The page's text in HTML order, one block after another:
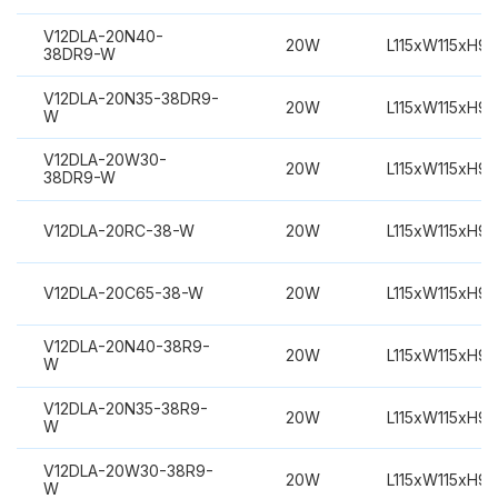
V12DLA-20N40-
38DR9-W
20W
V12DLA-20N35-38DR9-
W
20W
V12DLA-20W30-
38DR9-W
20W
V12DLA-20RC-38-W 20W
V12DLA-20C65-38-W 20W
V12DLA-20N40-38R9-
W
20W
V12DLA-20N35-38R9-
W
20W
V12DLA-20W30-38R9-
W
20W